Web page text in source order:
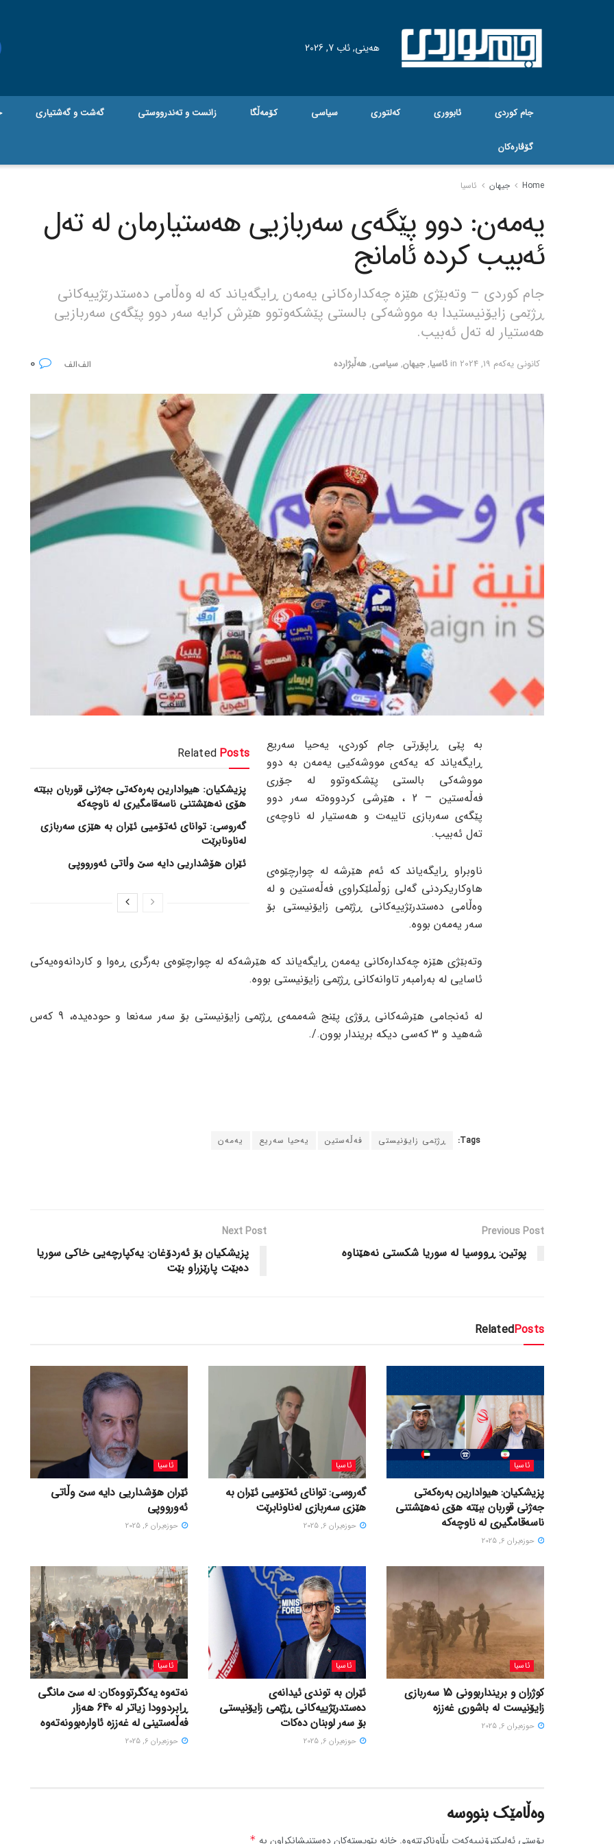
هه‌ینی, ئاب 7, 2026
جام کوردی ئابووری کەلتوری سیاسی کۆمەڵگا زانست و تەندرووستی گه‌شت و گه‌شتیاری
گۆڤاره‌کان
Home جیهان ئاسیا
یەمەن: دوو پێگەی سەربازیی هەستیارمان لە تەل
ئەبیب کردە ئامانج
جام کوردی – وتەبێژی هێزە چەکدارەکانی یەمەن ڕایگەیاند کە لە وەڵامی دەستدرێژییەکانی
ڕژێمی زایۆنیستیدا بە مووشەکی بالستی پێشکەوتوو هێرش کرایە سەر دوو پێگەی سەربازیی
هەستیار لە تەل ئەبیب.
كانونی یه‌كه‌م 19, 2024 in ئاسیا,جیهان,سیاسی,هەڵبژاردە
Related Posts
پزیشکیان: هیوادارین بەرەکەتی جەژنی قوربان ببێتە
هۆی نەهێشتنی ناسەقامگیری لە ناوچەکە
گەروسی: توانای ئەتۆمیی ئێران بە هێزی سەربازی
لەناونابرێت
ئێران هۆشداریی دایە سێ وڵاتی ئەورووپی
بە پێی ڕاپۆرتی جام کوردی، یەحیا سەریع
ڕایگەیاند کە یەکەی مووشەکیی یەمەن بە دوو
مووشەکی بالستی پێشکەوتوو لە جۆری
فەڵەستین – 2 ، هێرشی کردووەتە سەر دوو
پێگەی سەربازی تایبەت و هەستیار لە ناوچەی
تەل ئەبیب.
ناوبراو ڕایگەیاند کە ئەم هێرشە لە چوارچێوەی
هاوکاریکردنی گەلی زوڵملێکراوی فەڵەستین و لە
وەڵامی دەستدرێژییەکانی ڕژێمی زایۆنیستی بۆ
سەر یەمەن بووە.
وتەبێژی هێزە چەکدارەکانی یەمەن ڕایگەیاند کە هێرشەکە لە چوارچێوەی بەرگری ڕەوا و کاردانەوەیەکی
ئاسایی لە بەرامبەر تاوانەکانی ڕژێمی زایۆنیستی بووە.
لە ئەنجامی هێرشەکانی ڕۆژی پێنج شەممەی ڕژێمی زایۆنیستی بۆ سەر سەنعا و حودەیدە، 9 کەس
شەهید و 3 کەسی دیکە بریندار بوون./.
Tags: ڕژێمی زایۆنیستی فەڵەستین یەحیا سەریع یەمەن
Previous Post
پوتین: ڕووسیا لە سوریا شکستی نەهێناوە
Next Post
پزیشکیان بۆ ئەردۆغان: یەکپارچەیی خاکی سوریا
دەبێت پارێزراو بێت
RelatedPosts
ئاسیا
پزیشکیان: هیوادارین بەرەکەتی
جەژنی قوربان ببێتە هۆی نەهێشتنی
ناسەقامگیری لە ناوچەکە
حوزه‌یران 6, 2025
ئاسیا
گەروسی: توانای ئەتۆمیی ئێران بە
هێزی سەربازی لەناونابرێت
حوزه‌یران 6, 2025
ئاسیا
ئێران هۆشداریی دایە سێ وڵاتی
ئەورووپی
حوزه‌یران 6, 2025
ئاسیا
کوژران و برینداربوونی 15 سەربازی
زایۆنیست لە باشوری غەززە
حوزه‌یران 6, 2025
ئاسیا
ئێران بە توندی ئیدانەی
دەستدرێژییەکانی ڕژێمی زایۆنیستی
بۆ سەر لوبنان دەکات
حوزه‌یران 6, 2025
ئاسیا
نەتەوە یەکگرتووەکان: لە سێ مانگی
ڕابردوودا زیاتر لە 640 هەزار
فەڵەستینی لە غەززە ئاوارەبوونەتەوە
حوزه‌یران 6, 2025
وەڵامێک بنووسە
پۆستی ئەلیکترۆنییەکەت بڵاوناکرێتەوە. خانە پێویستەکان دەستنیشانکراون بە *